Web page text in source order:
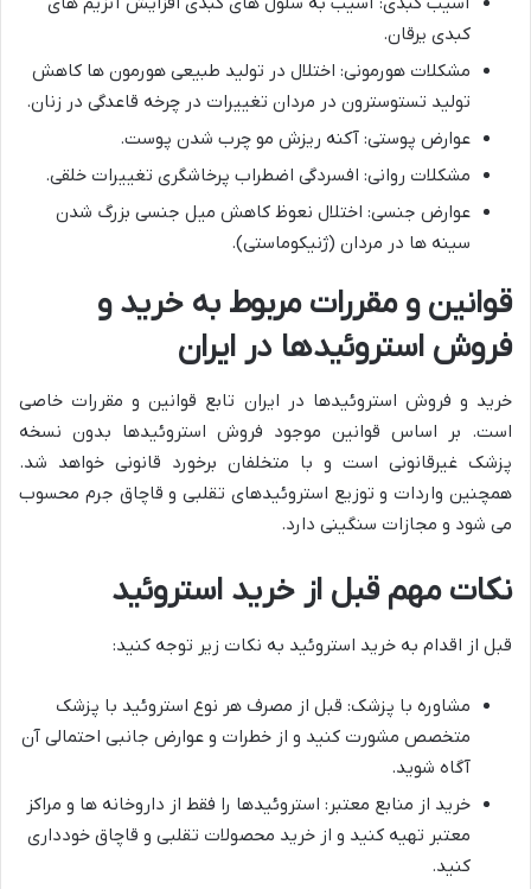
کبدی یرقان.
مشکلات هورمونی: اختلال در تولید طبیعی هورمون ها کاهش
تولید تستوسترون در مردان تغییرات در چرخه قاعدگی در زنان.
عوارض پوستی: آکنه ریزش مو چرب شدن پوست.
مشکلات روانی: افسردگی اضطراب پرخاشگری تغییرات خلقی.
عوارض جنسی: اختلال نعوظ کاهش میل جنسی بزرگ شدن
سینه ها در مردان (ژنیکوماستی).
قوانین و مقررات مربوط به خرید و
فروش استروئیدها در ایران
خرید و فروش استروئیدها در ایران تابع قوانین و مقررات خاصی
است. بر اساس قوانین موجود فروش استروئیدها بدون نسخه
پزشک غیرقانونی است و با متخلفان برخورد قانونی خواهد شد.
همچنین واردات و توزیع استروئیدهای تقلبی و قاچاق جرم محسوب
می شود و مجازات سنگینی دارد.
نکات مهم قبل از خرید استروئید
قبل از اقدام به خرید استروئید به نکات زیر توجه کنید:
مشاوره با پزشک: قبل از مصرف هر نوع استروئید با پزشک
متخصص مشورت کنید و از خطرات و عوارض جانبی احتمالی آن
آگاه شوید.
خرید از منابع معتبر: استروئیدها را فقط از داروخانه ها و مراکز
معتبر تهیه کنید و از خرید محصولات تقلبی و قاچاق خودداری
کنید.